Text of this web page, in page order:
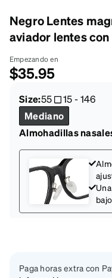
Negro Lentes
aviador lentes
Empezando en
$35.95
Size:55 15-146
Mediano
Almohadillas
Paga horas extra con